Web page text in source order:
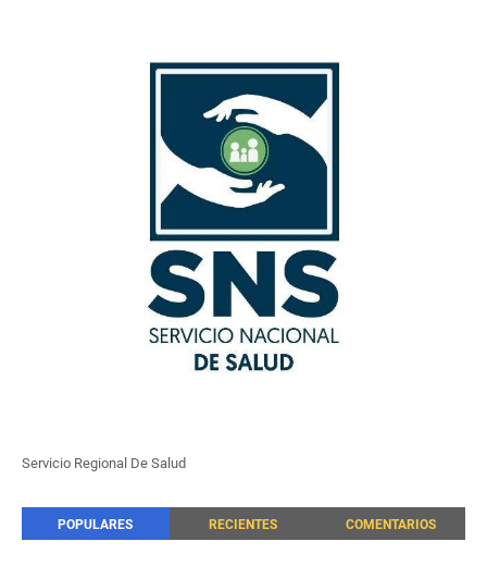
Servicio Regional De Salud
POPULARES RECIENTES COMENTARIOS